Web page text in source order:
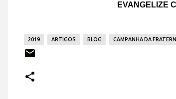
EVANGELIZE
2019 ARTIGOS BLOG CAMPANHA DA